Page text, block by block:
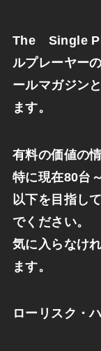
The Single
ルプレーヤー
ールマガジン
ます。
有料の価値の
特に現在80台
以下を目指し
でください。
気に入らなけ
ます。
ローリスク・